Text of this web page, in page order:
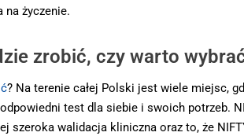
na życzenie.
zrobić, czy warto
? Na terenie całej Polski jest wiele miejsc,
test dla siebie i swoich potrzeb.
szeroka walidacja kliniczna oraz to, że